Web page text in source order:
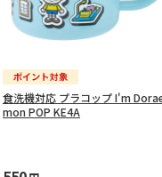
食洗機対応 プラコップ I'm
mon POP KE4A